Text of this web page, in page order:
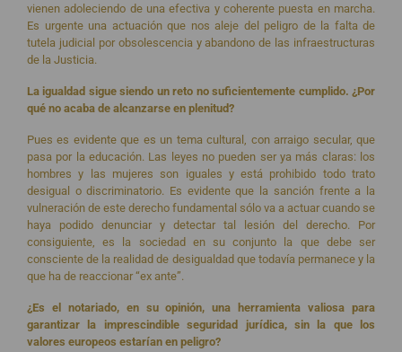
vienen adoleciendo de una efectiva y coherente puesta en marcha.
Es urgente una actuación que nos aleje del peligro de la falta de
tutela judicial por obsolescencia y abandono de las infraestructuras
de la Justicia.
La igualdad sigue siendo un reto no suficientemente cumplido. ¿Por
qué no acaba de alcanzarse en plenitud?
Pues es evidente que es un tema cultural, con arraigo secular, que
pasa por la educación. Las leyes no pueden ser ya más claras: los
hombres y las mujeres son iguales y está prohibido todo trato
desigual o discriminatorio. Es evidente que la sanción frente a la
vulneración de este derecho fundamental sólo va a actuar cuando se
haya podido denunciar y detectar tal lesión del derecho. Por
consiguiente, es la sociedad en su conjunto la que debe ser
consciente de la realidad de desigualdad que todavía permanece y la
que ha de reaccionar “ex ante”.
¿Es el notariado, en su opinión, una herramienta valiosa para
garantizar la imprescindible seguridad jurídica, sin la que los
valores europeos estarían en peligro?